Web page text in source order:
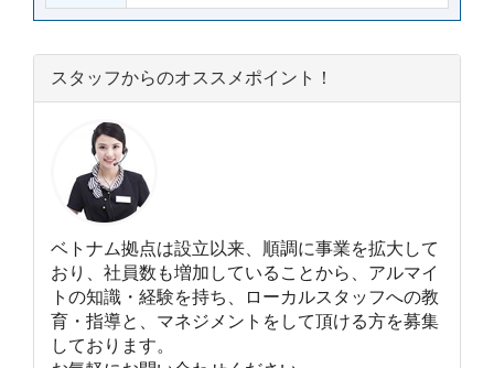
スタッフからのオススメポイント！
ベトナム拠点は設立以来、順調に事業を拡大して
おり、社員数も増加していることから、アルマイ
トの知識・経験を持ち、ローカルスタッフへの教
育・指導と、マネジメントをして頂ける方を募集
しております。